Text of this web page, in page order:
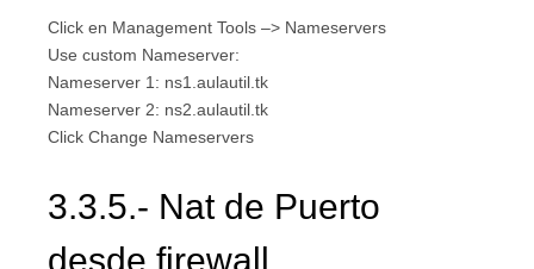
Click en Management Tools –> Nameservers
Use custom Nameserver:
Nameserver 1: ns1.aulautil.tk
Nameserver 2: ns2.aulautil.tk
Click Change Nameservers
3.3.5.- Nat de Puerto
desde firewall